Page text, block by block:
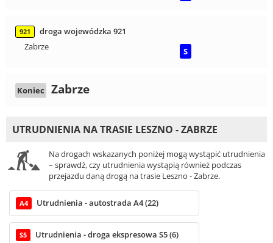
921
droga wojewódzka 921
Zabrze
S
Koniec Zabrze
UTRUDNIENIA NA TRASIE LESZNO - ZABRZE
Na drogach wskazanych poniżej mogą wystąpić utrudnienia
– sprawdź, czy utrudnienia wystąpią również podczas
przejazdu daną drogą na trasie Leszno - Zabrze.
A4 Utrudnienia - autostrada A4 (22)
S5 Utrudnienia - droga ekspresowa S5 (6)